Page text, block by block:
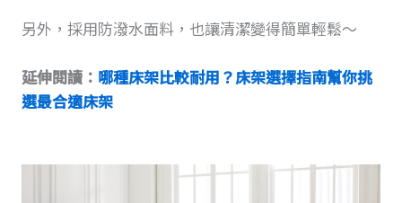
另外，採用防潑水面料，也讓清潔變得簡單輕鬆～
延伸閱讀： 哪種床架比較耐用？床架選擇指南幫你挑
選最合適床架